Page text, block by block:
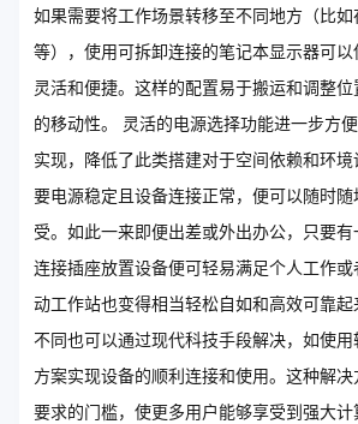
如果需要将工作场景转移至不同地方（比
等），使用可拆卸连接的笔记本显示器可
灵活和便捷。这样的配置易于搬运和调整
的移动性。 灵活的电源选择功能进一步方
实现，降低了此类搭建对于空间依赖和环
要电源稳定且设备连接正常，便可以随时
受。如此一来即便出差或外出办公，只要
连接插座放置设备便可轻易满足个人工作
动工作站也变得相当轻松自如和高效可靠
不同也可以通过现代科技手段解决，如使
方案实现设备的顺利连接和使用。这种解
要求的门槛，使更多用户能够享受到强大